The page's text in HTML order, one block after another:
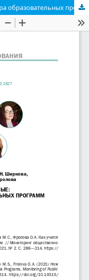
Как учатся взрослые: факторы выбора образовательных программ